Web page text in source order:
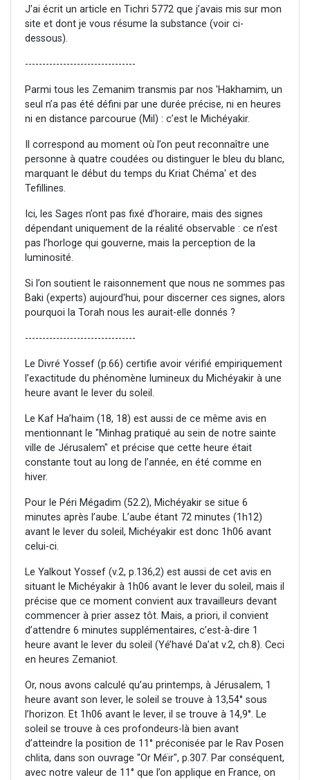
J’ai écrit un article en Tichri 5772 que j’avais mis sur mon
site et dont je vous résume la substance (voir ci-
dessous).
--------------------------------
Parmi tous les Zemanim transmis par nos 'Hakhamim, un
seul n’a pas été défini par une durée précise, ni en heures
ni en distance parcourue (Mil) : c’est le Michéyakir.
Il correspond au moment où l’on peut reconnaître une
personne à quatre coudées ou distinguer le bleu du blanc,
marquant le début du temps du Kriat Chéma' et des
Tefillines.
Ici, les Sages n’ont pas fixé d’horaire, mais des signes
dépendant uniquement de la réalité observable : ce n’est
pas l’horloge qui gouverne, mais la perception de la
luminosité.
Si l’on soutient le raisonnement que nous ne sommes pas
Baki (experts) aujourd'hui, pour discerner ces signes, alors
pourquoi la Torah nous les aurait-elle donnés ?
--------------------------------
Le Divré Yossef (p.66) certifie avoir vérifié empiriquement
l’exactitude du phénomène lumineux du Michéyakir à une
heure avant le lever du soleil.
Le Kaf Ha’haïm (18, 18) est aussi de ce même avis en
mentionnant le "Minhag pratiqué au sein de notre sainte
ville de Jérusalem" et précise que cette heure était
constante tout au long de l’année, en été comme en
hiver.
Pour le Péri Mégadim (52.2), Michéyakir se situe 6
minutes après l’aube. L’aube étant 72 minutes (1h12)
avant le lever du soleil, Michéyakir est donc 1h06 avant
celui-ci.
Le Yalkout Yossef (v.2, p.136,2) est aussi de cet avis en
situant le Michéyakir à 1h06 avant le lever du soleil, mais il
précise que ce moment convient aux travailleurs devant
commencer à prier assez tôt. Mais, a priori, il convient
d’attendre 6 minutes supplémentaires, c’est-à-dire 1
heure avant le lever du soleil (Yé’havé Da’at v.2, ch.8). Ceci
en heures Zemaniot.
Or, nous avons calculé qu’au printemps, à Jérusalem, 1
heure avant son lever, le soleil se trouve à 13,54° sous
l’horizon. Et 1h06 avant le lever, il se trouve à 14,9°. Le
soleil se trouve à ces profondeurs-là bien avant
d’atteindre la position de 11° préconisée par le Rav Posen
chlita, dans son ouvrage "Or Méïr", p.307. Par conséquent,
avec notre valeur de 11° que l’on applique en France, on